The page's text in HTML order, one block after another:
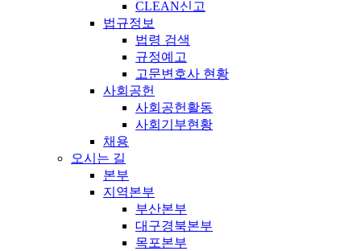
CLEAN신고
법규정보
법령 검색
규정예고
고문변호사 현황
사회공헌
사회공헌활동
사회기부현황
채용
오시는 길
본부
지역본부
부산본부
대구경북본부
목포본부